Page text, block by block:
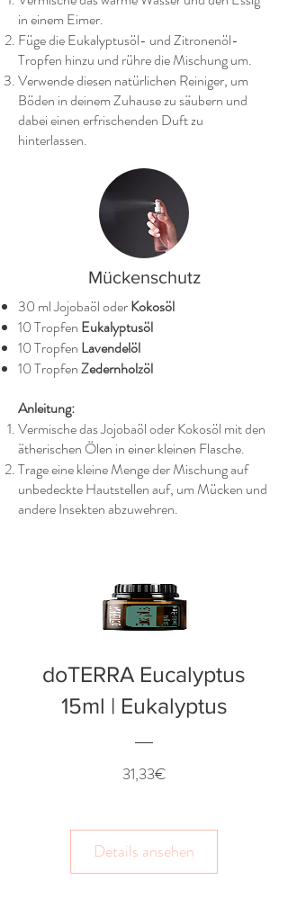
in einem Eimer.
Füge die Eukalyptusöl- und Zitronenöl-
Tropfen hinzu und rühre die Mischung um.
Verwende diesen natürlichen Reiniger, um
Böden in deinem Zuhause zu säubern und
dabei einen erfrischenden Duft zu
hinterlassen.
Mückenschutz
30 ml Jojobaöl oderKokosöl
10 Tropfen Eukalyptusöl
10 Tropfen Lavendelöl
10 TropfenZedernholzöl
Anleitung:
Vermische das Jojobaöl oder Kokosöl mit den
ätherischen Ölen in einer kleinen Flasche.
Trage eine kleine Menge der Mischung auf
unbedeckte Hautstellen auf, um Mücken und
andere Insekten abzuwehren.
doTERRA Eucalyptus
15ml | Eukalyptus
31,33€Preis
Details ansehen